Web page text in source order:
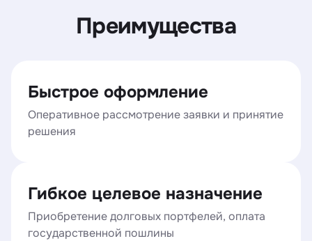
Преимущества
Быстрое оформление
Оперативное рассмотрение заявки и принятие
решения
Гибкое целевое назначение
Приобретение долговых портфелей, оплата
государственной пошлины